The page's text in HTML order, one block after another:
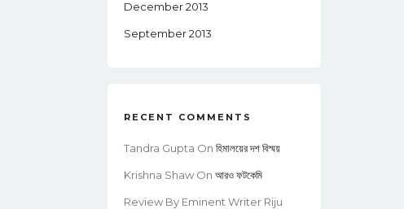
December 2013
September 2013
RECENT COMMENTS
Tandra Gupta On হিমালয়ের দশ বিস্ময়
Krishna ShawOn আরও ফটকেমি
Review By Eminent Writer Riju